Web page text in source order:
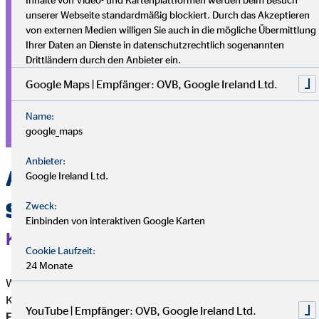
Vermögensaufbau
Hast du den richtigen Riecher, lässt sich in der
Selbstständigkeitviel Geld verdienen. Mit klugen
Investments kannst du dieses Geld inlangfristige finanzielle
Sicherheit
funktioniert? Darauf gibt es keine Pauschalantwort.
Antworten für deine
Selbstständigkeit
KLARTEXT
Wenn du dich selbstständig machen und von Anfang an
Klarheit haben willst, ist ein Termin mit deiner
unserer Webseite standardmäßig blockiert. Durch das Akzeptieren
von externen Medien willigen Sie auch in die mögliche Übermittlung
Ihrer Daten an Dienste in datenschutzrechtlich sogenannten
Drittländern durch den Anbieter ein.
Google Maps | Empfänger: OVB, Google Ireland Ltd.
Name:
google_maps
Anbieter:
Google Ireland Ltd.
Zweck:
Einbinden von interaktiven Google Karten
Cookie Laufzeit:
24 Monate
YouTube | Empfänger: OVB, Google Ireland Ltd.